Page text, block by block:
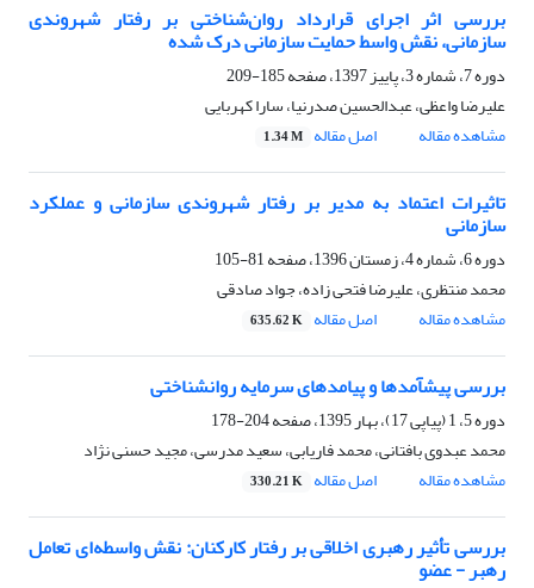
بررسی اثر اجرای قرارداد روان‌شناختی بر رفتار شهروندی
سازمانی، نقش واسط حمایت سازمانی درک شده
دوره 7، شماره 3، پاییز 1397، صفحه
185-209
علیرضا واعظی، عبدالحسین صدرنیا، سارا کهربایی
مشاهده مقاله
اصل مقاله 1.34 M
تاثیرات اعتماد به‌ مدیر بر رفتار شهروندی سازمانی و عملکرد
سازمانی
دوره 6، شماره 4، زمستان 1396، صفحه
81-105
محمد منتظری، علیرضا فتحی زاده، جواد صادقی
مشاهده مقاله
اصل مقاله 635.62 K
بررسی پیشآمدها و پیامدهای سرمایه روانشناختی
دوره 5، 1 (پیاپی 17)، بهار 1395، صفحه
204-178
محمد عبدوی بافتانی، محمد فاریابی، سعید مدرسی، مجید حسنی نژاد
مشاهده مقاله
اصل مقاله 330.21 K
بررسی تأثیر رهبری اخلاقی بر رفتار کارکنان: نقش واسطه‌ای تعامل
رهبر - عضو